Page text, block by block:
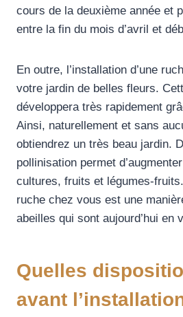
cours de la deuxième année et
entre la fin du mois d’avril et
En outre, l’installation d’une
votre jardin de belles fleurs.
développera très rapidement
Ainsi, naturellement et sans
obtiendrez un très beau jardin.
pollinisation permet
cultures, fruits et légumes-
ruche chez vous est une
abeilles qui sont aujourd’hui en
Quelles
avant